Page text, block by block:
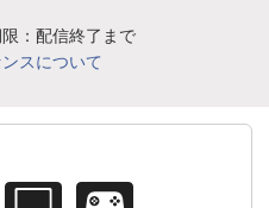
：配信終了まで
スについて